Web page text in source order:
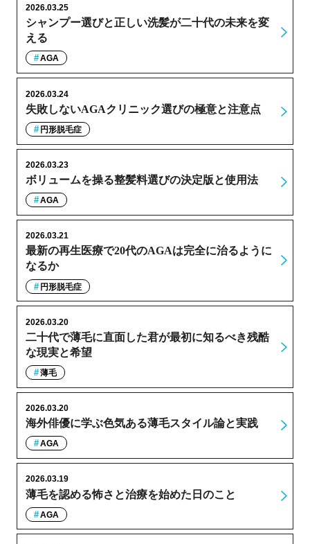
シャンプー選びと正しい洗髪が二十代の未来を変
える
2026.03.25
AGA
失敗しないAGAクリニック選びの極意と注意点
2026.03.24
円形脱毛症
ボリュームを操る整髪料選びの決定版と使用法
2026.03.23
AGA
最新の再生医療で20代のAGAは完全に治るように
なるか
2026.03.21
円形脱毛症
二十代で薄毛に直面した君が最初に知るべき残酷
な現実と希望
2026.03.20
薄毛
海外俳優に学ぶ色気ある薄毛スタイル論と実践
2026.03.20
AGA
薄毛を認める怖さと治療を始めた日のこと
2026.03.19
AGA